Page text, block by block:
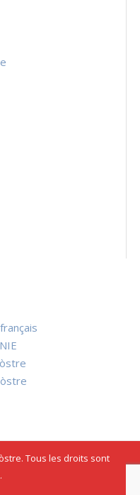
Tous les droits sont